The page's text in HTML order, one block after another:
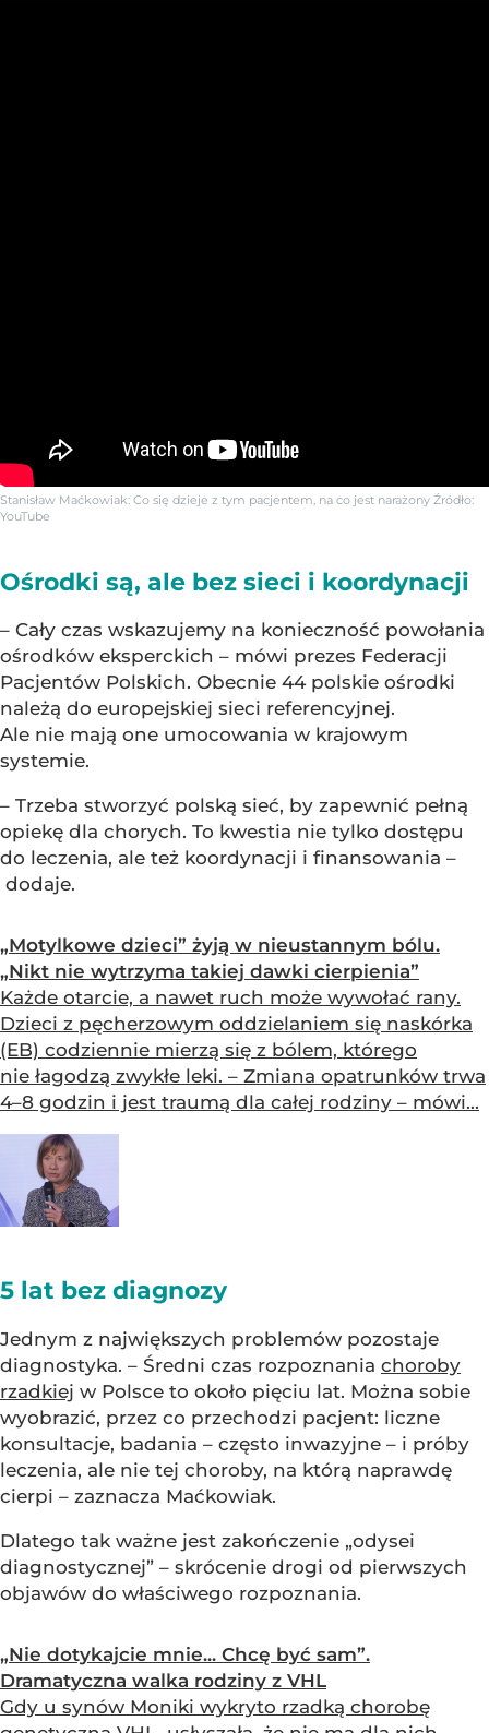
Stanisław Maćkowiak: Co się dzieje z tym pacjentem, na co jest narażony Źródło:
YouTube
Ośrodki są, ale bez sieci i koordynacji
– Cały czas wskazujemy na konieczność powołania
ośrodków eksperckich – mówi prezes Federacji
Pacjentów Polskich. Obecnie 44 polskie ośrodki
należą do europejskiej sieci referencyjnej.
Ale nie mają one umocowania w krajowym
systemie.
– Trzeba stworzyć polską sieć, by zapewnić pełną
opiekę dla chorych. To kwestia nie tylko dostępu
do leczenia, ale też koordynacji i finansowania –
dodaje.
„Motylkowe dzieci” żyją w nieustannym bólu.
„Nikt nie wytrzyma takiej dawki cierpienia”
Każde otarcie, a nawet ruch może wywołać rany.
Dzieci z pęcherzowym oddzielaniem się naskórka
(EB) codziennie mierzą się z bólem, którego
nie łagodzą zwykłe leki. – Zmiana opatrunków trwa
4–8 godzin i jest traumą dla całej rodziny – mówi...
5 lat bez diagnozy
Jednym z największych problemów pozostaje
diagnostyka. – Średni czas rozpoznania choroby
rzadkiej w Polsce to około pięciu lat. Można sobie
wyobrazić, przez co przechodzi pacjent: liczne
konsultacje, badania – często inwazyjne – i próby
leczenia, ale nie tej choroby, na którą naprawdę
cierpi – zaznacza Maćkowiak.
Dlatego tak ważne jest zakończenie „odysei
diagnostycznej” – skrócenie drogi od pierwszych
objawów do właściwego rozpoznania.
„Nie dotykajcie mnie... Chcę być sam”.
Dramatyczna walka rodziny z VHL
Gdy u synów Moniki wykryto rzadką chorobę